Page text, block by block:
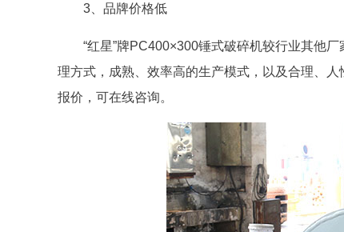
3、品牌价格低
“红星”牌PC400×300锤式破碎机较行业其他
理方式，成熟、效率高的生产模式，以及合理、
报价，可在线咨询。